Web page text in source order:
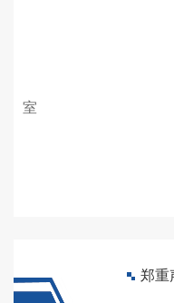
包头铝业有
室
郑重